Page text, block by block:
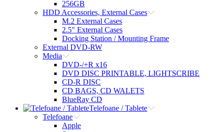
256GB
HDD Accessories, External Cases
M.2 External Cases
2.5" External Cases
Docking Station / Mounting Frame
External DVD-RW
Media
DVD-/+R x16
DVD DISC PRINTABLE, LIGHTSCRIBE
CD-R DISC
CD BAGS, CD WALETS
BlueRay CD
Telefoane / Tablete
Telefoane
Apple